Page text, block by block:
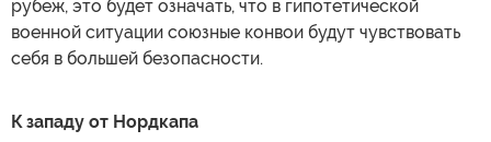
рубеж, это будет означать, что в гипотетической
военной ситуации союзные конвои будут чувствовать
себя в большей безопасности.
К западу от Нордкапа